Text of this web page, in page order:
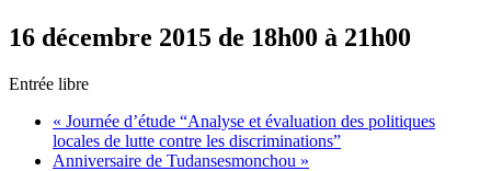
16 décembre 2015 de 18h00 à 21h00
Entrée libre
« Journée d’étude “Analyse et évaluation des politiques
locales de lutte contre les discriminations”
Anniversaire de Tudansesmonchou »